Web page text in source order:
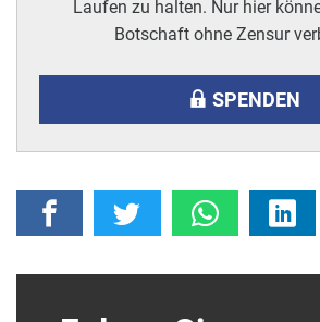
Laufen zu halten. Nur hier
Botschaft ohne Zensur
SPENDEN